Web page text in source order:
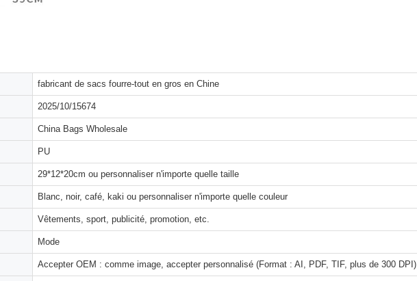
fabricant de sacs fourre-tout en gros en Chine
2025/10/15674
China Bags Wholesale
PU
29*12*20cm ou personnaliser n'importe quelle taille
Blanc, noir, café, kaki ou personnaliser n'importe quelle couleur
Vêtements, sport, publicité, promotion, etc.
Mode
Accepter OEM : comme image, accepter personnalisé (Format : AI, PDF, TIF, plus de 300 DPI)